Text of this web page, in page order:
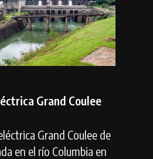
Grand Coulee
Grand Coulee de
en el río Columbia en